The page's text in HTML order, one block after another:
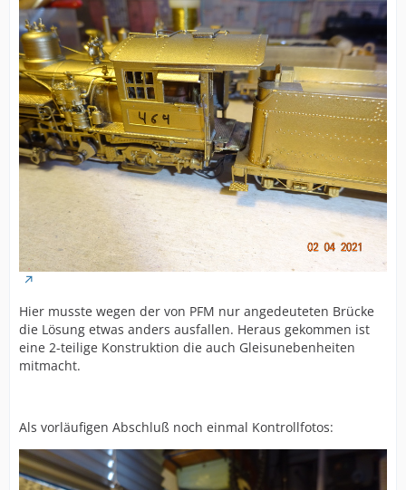
Hier musste wegen der von PFM nur angedeuteten Brücke
die Lösung etwas anders ausfallen. Heraus gekommen ist
eine 2-teilige Konstruktion die auch Gleisunebenheiten
mitmacht.
Als vorläufigen Abschluß noch einmal Kontrollfotos: